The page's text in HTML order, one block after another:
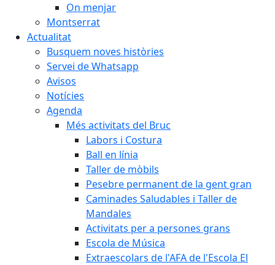
On menjar
Montserrat
Actualitat
Busquem noves històries
Servei de Whatsapp
Avisos
Notícies
Agenda
Més activitats del Bruc
Labors i Costura
Ball en línia
Taller de mòbils
Pesebre permanent de la gent gran
Caminades Saludables i Taller de
Mandales
Activitats per a persones grans
Escola de Música
Extraescolars de l'AFA de l'Escola El